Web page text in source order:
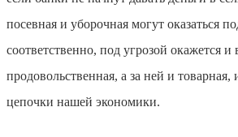
посевная и уборочная могут оказаться
соответственно, под угрозой окажется и
продовольственная, а за ней и товарная,
цепочки нашей экономики.